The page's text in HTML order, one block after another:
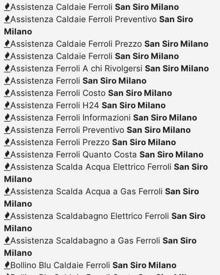
Assistenza Caldaie Ferroli San Siro Milano
Assistenza Caldaie Ferroli Preventivo San Siro
Milano
Assistenza Caldaie Ferroli Prezzo San Siro Milano
Assistenza Caldaie Ferroli San Siro Milano
Assistenza Ferroli A chi Rivolgersi San Siro Milano
Assistenza Ferroli San Siro Milano
Assistenza Ferroli Costo San Siro Milano
Assistenza Ferroli H24 San Siro Milano
Assistenza Ferroli Informazioni San Siro Milano
Assistenza Ferroli Preventivo San Siro Milano
Assistenza Ferroli Prezzo San Siro Milano
Assistenza Ferroli Quanto Costa San Siro Milano
Assistenza Scalda Acqua Elettrico Ferroli San Siro
Milano
Assistenza Scalda Acqua a Gas Ferroli San Siro
Milano
Assistenza Scaldabagno Elettrico Ferroli San Siro
Milano
Assistenza Scaldabagno a Gas Ferroli San Siro
Milano
Bollino Blu Caldaie Ferroli San Siro Milano